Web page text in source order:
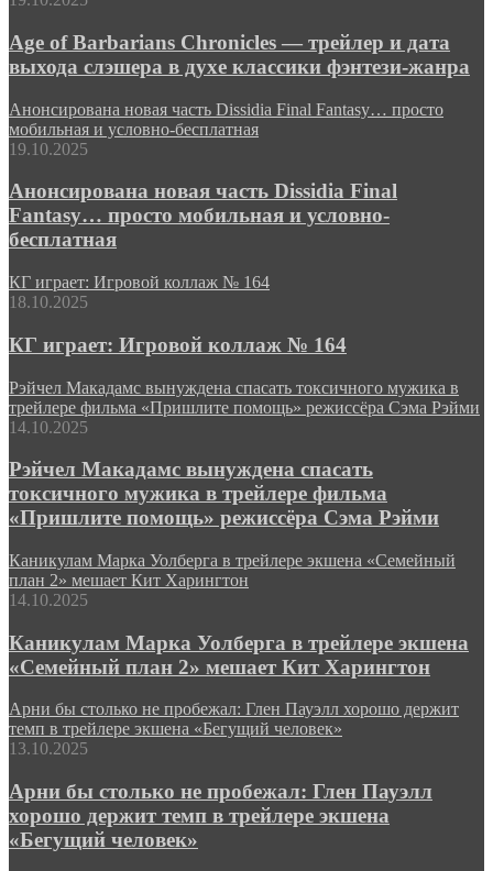
Age of Barbarians Chronicles — трейлер и дата
выхода слэшера в духе классики фэнтези-жанра
Анонсирована новая часть Dissidia Final Fantasy… просто
мобильная и условно-бесплатная
19.10.2025
Анонсирована новая часть Dissidia Final
Fantasy… просто мобильная и условно-
бесплатная
КГ играет: Игровой коллаж № 164
18.10.2025
КГ играет: Игровой коллаж № 164
Рэйчел Макадамс вынуждена спасать токсичного мужика в
трейлере фильма «Пришлите помощь» режиссёра Сэма Рэйми
14.10.2025
Рэйчел Макадамс вынуждена спасать
токсичного мужика в трейлере фильма
«Пришлите помощь» режиссёра Сэма Рэйми
Каникулам Марка Уолберга в трейлере экшена «Семейный
план 2» мешает Кит Харингтон
14.10.2025
Каникулам Марка Уолберга в трейлере экшена
«Семейный план 2» мешает Кит Харингтон
Арни бы столько не пробежал: Глен Пауэлл хорошо держит
темп в трейлере экшена «Бегущий человек»
13.10.2025
Арни бы столько не пробежал: Глен Пауэлл
хорошо держит темп в трейлере экшена
«Бегущий человек»